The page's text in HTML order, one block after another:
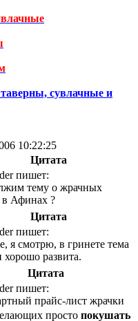
сувлачные и
10:22:25
Цитата
пишет:
тему о жрачных
в Афинах ?
Цитата
пишет:
я смотрю, в гринете тема
хорошо развита.
Цитата
пишет:
прайс-лист жрачки
просто покушать